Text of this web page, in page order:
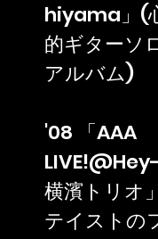
hiyama」(
的ギターソ
アルバム)
'08 「AAA
横濱トリオ
テイストの